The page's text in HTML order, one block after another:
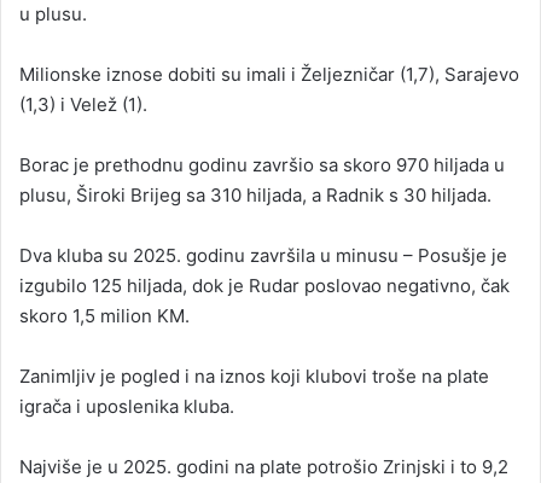
u plusu.
Milionske iznose dobiti su imali i Željezničar (1,7), Sarajevo
(1,3) i Velež (1).
Borac je prethodnu godinu završio sa skoro 970 hiljada u
plusu, Široki Brijeg sa 310 hiljada, a Radnik s 30 hiljada.
Dva kluba su 2025. godinu završila u minusu – Posušje je
izgubilo 125 hiljada, dok je Rudar poslovao negativno, čak
skoro 1,5 milion KM.
Zanimljiv je pogled i na iznos koji klubovi troše na plate
igrača i uposlenika kluba.
Najviše je u 2025. godini na plate potrošio Zrinjski i to 9,2